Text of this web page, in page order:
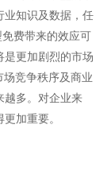
业知识及数据，任
费带来的效应可
是更加剧烈的市场
竞争秩序及商业
越多。对企业来
加重要。